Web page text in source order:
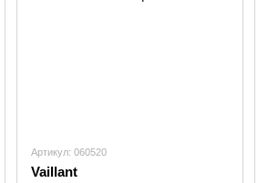
Артикул: 060520
Vaillant